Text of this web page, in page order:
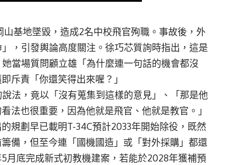
基地墜毀，造成2名中校飛官殉職。事故後，外
，引發輿論高度關注。徐巧芯質詢時指出，這是
當場質問顧立雄「為什麼連一句話的機會都沒
斥責「你還笑得出來喔？」
法，竟以「沒有蒐集到這樣的意見」、「那是他
法也很重要，因為他就是飛官、他就是教官。」
規劃早已載明T-34C預計2033年開始除役，既然
備，但至今連「國機國造」或「對外採購」都還
月底完成新式初教機建案，若能於2028年獲補預